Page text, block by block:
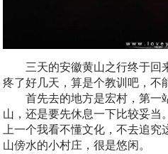
三天的安徽黄山之行终于回
疼了好几天，算是个教训吧，不
首先去的地方是宏村，第一
山，还是要先休息一下比较妥当
上一个我看不懂文化，不去追
山傍水的小村庄，很是悠闲。